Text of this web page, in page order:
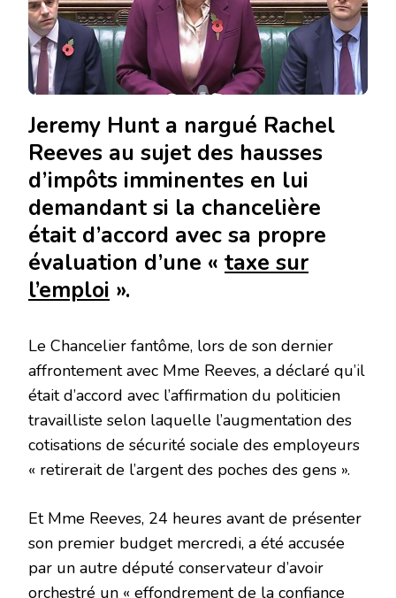
Jeremy Hunt a nargué Rachel
Reeves au sujet des hausses
d’impôts imminentes en lui
demandant si la chancelière
était d’accord avec sa propre
évaluation d’une « taxe sur
l’emploi ».
Le Chancelier fantôme, lors de son dernier
affrontement avec Mme Reeves, a déclaré qu’il
était d’accord avec l’affirmation du politicien
travailliste selon laquelle l’augmentation des
cotisations de sécurité sociale des employeurs
« retirerait de l’argent des poches des gens ».
Et Mme Reeves, 24 heures avant de présenter
son premier budget mercredi, a été accusée
par un autre député conservateur d’avoir
orchestré un « effondrement de la confiance